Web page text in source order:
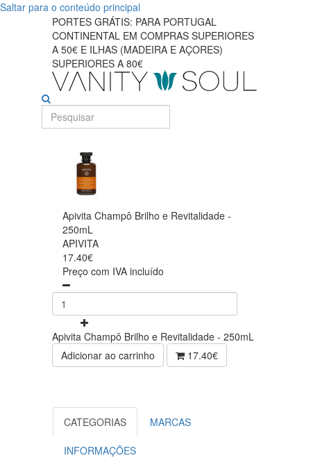
Saltar para o conteúdo principal
PORTES GRÁTIS: PARA PORTUGAL
CONTINENTAL EM COMPRAS SUPERIORES
A 50€ E ILHAS (MADEIRA E AÇORES)
SUPERIORES A 80€
Apivita Champô Brilho e Revitalidade -
250mL
APIVITA
17.40€
Preço com IVA incluído
Apivita Champô Brilho e Revitalidade - 250mL
Adicionar ao carrinho
17.40€
CATEGORIAS MARCAS
INFORMAÇÕES